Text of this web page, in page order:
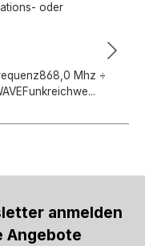
oder
Mhz ÷
anmelden
Angebote